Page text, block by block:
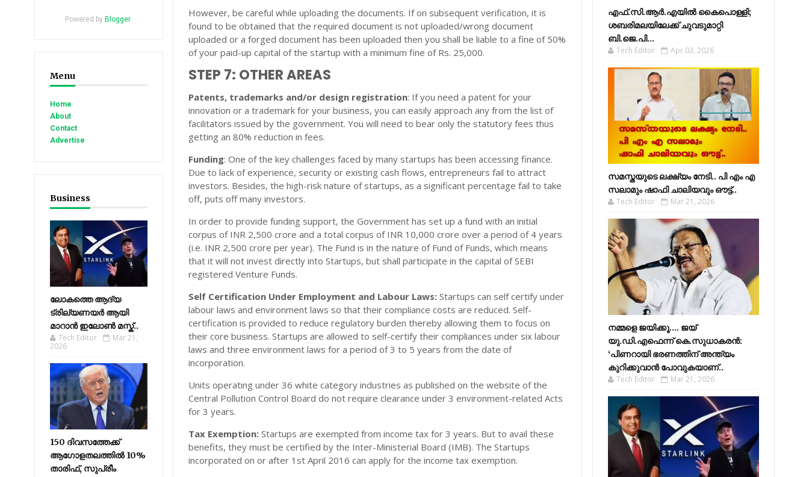
Powered by Blogger.
Menu
Home
About
Contact
Advertise
Business
ലോകത്തെ ആദ്യ
ട്രില്യണയർ ആയി
മാറാൻ ഇലോൺ മസ്ക്..
Tech Editor
Mar 21,
2026
150 ദിവസത്തേക്ക്
ആഗോളതലത്തിൽ 10%
താരിഫ്, സുപ്രീം
However, be careful while uploading the documents. If on subsequent verification, it is
found to be obtained that the required document is not uploaded/wrong document
uploaded or a forged document has been uploaded then you shall be liable to a fine of 50%
of your paid-up capital of the startup with a minimum fine of Rs. 25,000.
STEP 7: OTHER AREAS
Patents, trademarks and/or design registration: If you need a patent for your
innovation or a trademark for your business, you can easily approach any from the list of
facilitators issued by the government. You will need to bear only the statutory fees thus
getting an 80% reduction in fees.
Funding: One of the key challenges faced by many startups has been accessing finance.
Due to lack of experience, security or existing cash flows, entrepreneurs fail to attract
investors. Besides, the high-risk nature of startups, as a significant percentage fail to take
off, puts off many investors.
In order to provide funding support, the Government has set up a fund with an initial
corpus of INR 2,500 crore and a total corpus of INR 10,000 crore over a period of 4 years
(i.e. INR 2,500 crore per year). The Fund is in the nature of Fund of Funds, which means
that it will not invest directly into Startups, but shall participate in the capital of SEBI
registered Venture Funds.
Self Certification Under Employment and Labour Laws: Startups can self certify under
labour laws and environment laws so that their compliance costs are reduced. Self-
certification is provided to reduce regulatory burden thereby allowing them to focus on
their core business. Startups are allowed to self-certify their compliances under six labour
laws and three environment laws for a period of 3 to 5 years from the date of
incorporation.
Units operating under 36 white category industries as published on the website of the
Central Pollution Control Board do not require clearance under 3 environment-related Acts
for 3 years.
Tax Exemption: Startups are exempted from income tax for 3 years. But to avail these
benefits, they must be certified by the Inter-Ministerial Board (IMB). The Startups
incorporated on or after 1st April 2016 can apply for the income tax exemption.
എഫ്​.സി.ആർ.എയിൽ കൈപൊള്ളി;
ശബരിമലയിലേക്ക്​ ചുവടുമാറ്റി
ബി.ജെ.പി...
Tech Editor Apr 03, 2026
സമസ്തയുടെ ലക്ഷ്യം നേടി.. പി എം എ
സലാമും ഷാഫി ചാലിയവും ഔട്ട്..
Tech Editor Mar 21, 2026
നമ്മളെ ജയിക്കൂ.... ജയ്
യു.ഡി.എഫെന്ന് കെ.സുധാകരൻ:
‘പിണറായി ഭരണത്തിന് അന്ത്യം
കുറിക്കുവാൻ പോവുകയാണ്..
Tech Editor Mar 21, 2026